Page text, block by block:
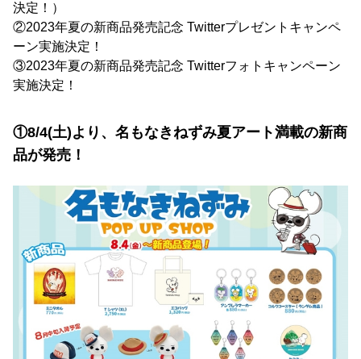
決定！）
②2023年夏の新商品発売記念 Twitterプレゼントキャンペ
ーン実施決定！
③2023年夏の新商品発売記念 Twitterフォトキャンペーン
実施決定！
①8/4(土)より、名もなきねずみ夏アート満載の新商
品が発売！